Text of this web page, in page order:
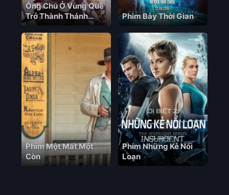
Ông Chú Ở Vùng Quê
Trở Thành Thánh
Kiếm (Phần 2)
Phim Bẫy Thời Gian
Phim Một Mất Một
Còn
Phim Những Kẻ Nổi
Loạn